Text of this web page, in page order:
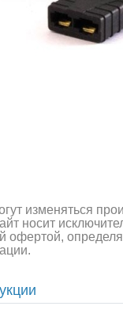
изменяться
носит
офертой,